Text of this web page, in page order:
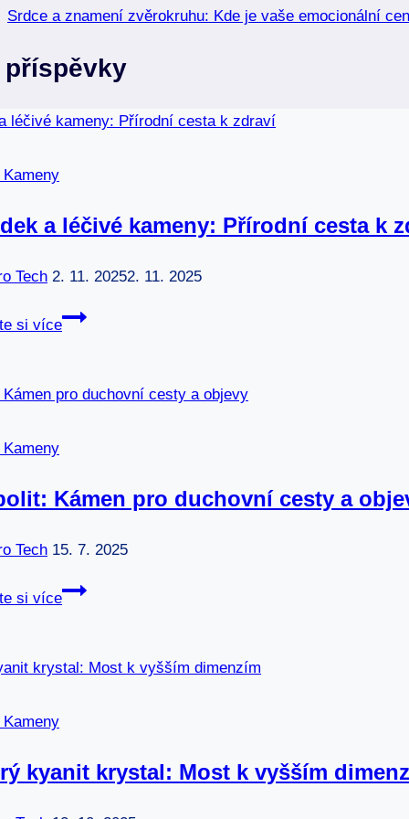
příspěvek
Srdce a znamení zvěrokruhu: Kde je vaše emocionální
příspěvky
a léčivé kameny: Přírodní cesta k
Tech 2. 11. 20252. 11. 2025
si více
Žaludek
kameny:
zdraví
Kámen pro duchovní cesty a
Tech 15. 7. 2025
si více
Skapolit:
duchovní
kyanit krystal: Most k vyšším